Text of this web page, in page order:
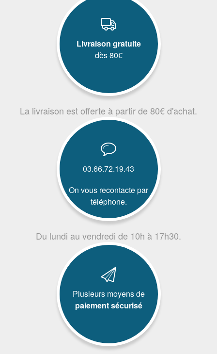
Livraison gratuite
dès 80€
La livraison est offerte à partir de 80€ d'achat.
03.66.72.19.43
On vous recontacte par
téléphone.
Du lundi au vendredi de 10h à 17h30.
Plusieurs moyens de
paiement sécurisé